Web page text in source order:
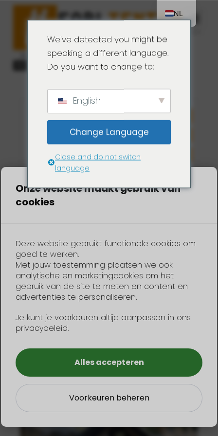
SAFARITENTEN
terug naar overnachten
Safaritent XL
1 4
Safaritent XS
Onze website maakt gebruik van
cookies
Deze website gebruikt functionele cookies om
goed te werken.
Met jouw toestemming plaatsen we ook
analytische en marketingcookies om het
gebruik van de site te meten en content en
advertenties te personaliseren.
Je kunt je voorkeuren altijd aanpassen in ons
privacybeleid.
Alles accepteren
Voorkeuren beheren
We've detected you might be
speaking a different language.
Do you want to change to:
English
Change Language
Close and do not switch
language
NL